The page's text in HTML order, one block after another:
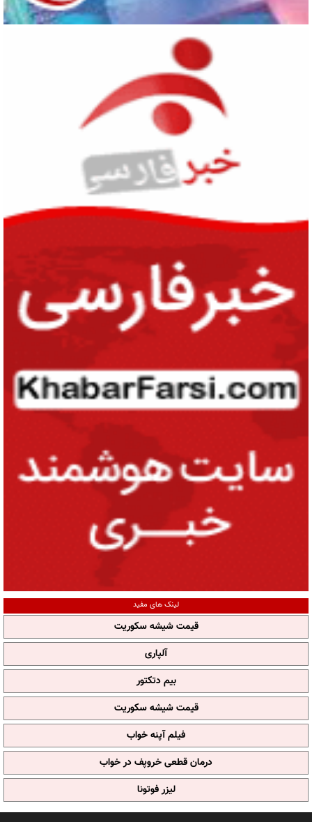
لینک های مفید
قیمت شیشه سکوریت
آلپاری
بیم دتکتور
قیمت شیشه سکوریت
فیلم آپنه خواب
درمان قطعی خروپف در خواب
لیزر فوتونا